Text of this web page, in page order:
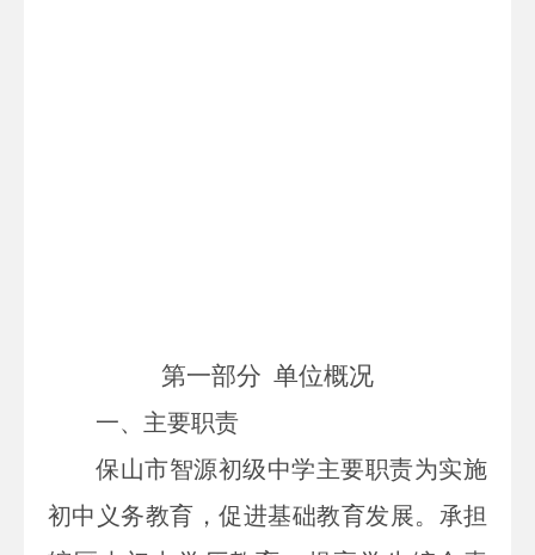
第一部分 单位概况
一、主要职责
保山市智源初级中学主要职责为实施
初中义务教育 ，促进基础教育发展。 承担